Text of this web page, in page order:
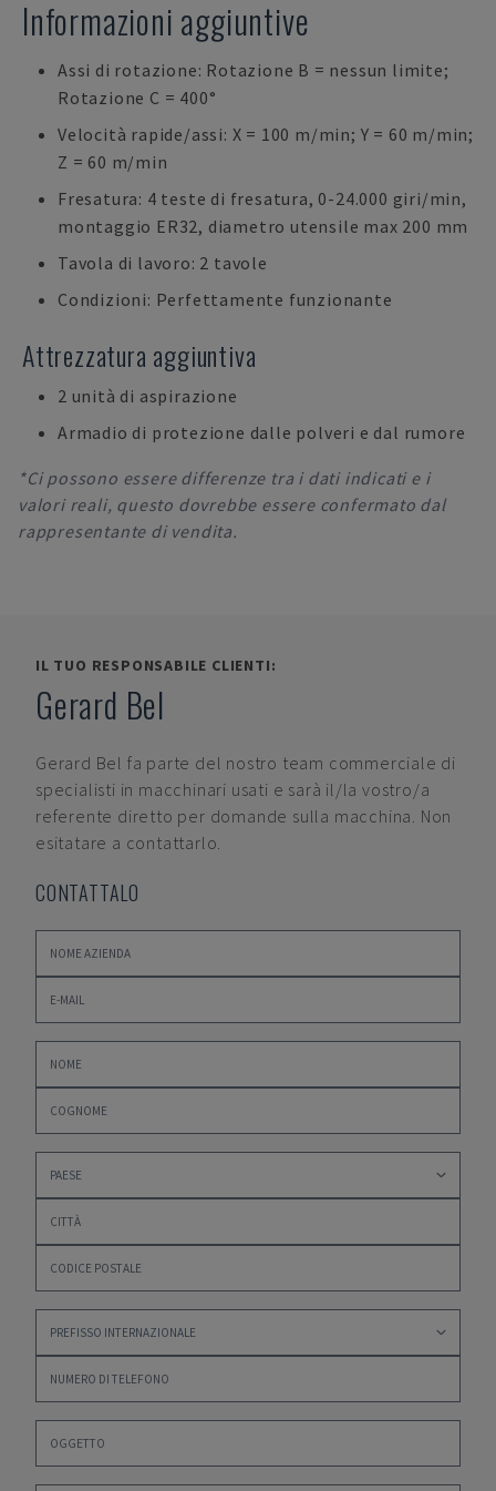
Informazioni aggiuntive
Assi di rotazione: Rotazione B = nessun limite;
Rotazione C = 400°
Velocità rapide/assi: X = 100 m/min; Y = 60 m/min;
Z = 60 m/min
Fresatura: 4 teste di fresatura, 0-24.000 giri/min,
montaggio ER32, diametro utensile max 200 mm
Tavola di lavoro: 2 tavole
Condizioni: Perfettamente funzionante
Attrezzatura aggiuntiva
2 unità di aspirazione
Armadio di protezione dalle polveri e dal rumore
*Ci possono essere differenze tra i dati indicati e i
valori reali, questo dovrebbe essere confermato dal
rappresentante di vendita.
IL TUO RESPONSABILE CLIENTI:
Gerard Bel
Gerard Bel fa parte del nostro team commerciale di
specialisti in macchinari usati e sarà il/la vostro/a
referente diretto per domande sulla macchina. Non
esitatare a contattarlo.
CONTATTALO